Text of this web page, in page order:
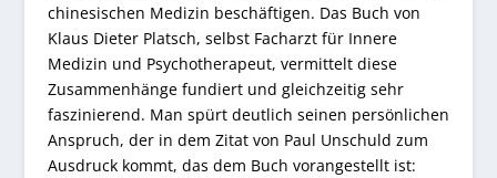
chinesischen Medizin beschäftigen. Das Buch von
Klaus Dieter Platsch, selbst Facharzt für Innere
Medizin und Psychotherapeut, vermittelt diese
Zusammenhänge fundiert und gleichzeitig sehr
faszinierend. Man spürt deutlich seinen persönlichen
Anspruch, der in dem Zitat von Paul Unschuld zum
Ausdruck kommt, das dem Buch vorangestellt ist: